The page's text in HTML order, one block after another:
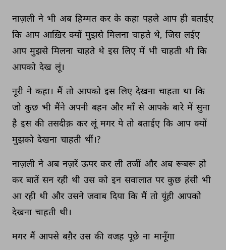
नाज़ली ने भी अब हिम्मत कर के कहा पहले आप ही बताईए
कि आप आख़िर क्यों मुझसे मिलना चाहते थे, जिस लईए
आप मुझसे मिलना चाहते थे इस लिए में भी चाहती थी कि
आपको देख लूं।
नूरी ने कहा। मैं तो आपको इस लिए देखना चाहता था कि
जो कुछ भी मैंने अपनी बहन और माँ से आपके बारे में सुना
है इस की तसदीक़ कर लूं मगर ये तो बताईए कि आप क्यों
मुझको देखना चाहती थीं।?
नाज़ली ने अब नज़रें ऊपर कर ली तजीं और अब रूबरू हो
कर बातें सन रही थी उस को इन सवालात पर कुछ हंसी भी
आ रही थी और उसने जवाब दिया कि मैं तो यूंही आपको
देखना चाहती थी।
मगर मैं आपसे बग़ैर उस की वजह पूछे ना मानूँगा